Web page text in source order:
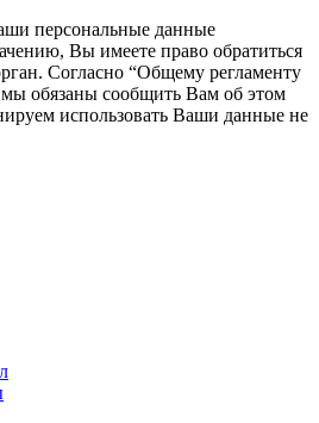
персональные данные
Вы имеете право обратиться
Согласно “Общему регламенту
обязаны сообщить Вам об этом
использовать Ваши данные не